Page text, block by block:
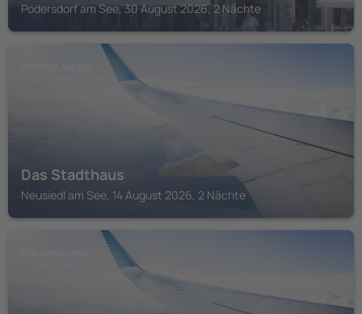
Podersdorf am See, 30 August 2026, 2 Nächte
Das Stadthaus
Neusiedl am See, 14 August 2026, 2 Nächte